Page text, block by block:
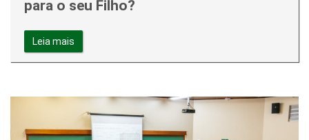
para o seu Filho?
Leia mais